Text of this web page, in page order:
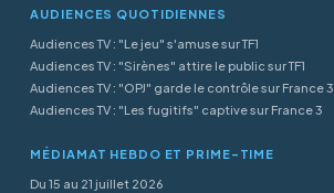
AUDIENCES QUOTIDIENNES
Audiences TV : "Le jeu" s'amuse sur TF1
Audiences TV : "Sirènes" attire le public sur TF1
Audiences TV : "OPJ" garde le contrôle sur France 3
Audiences TV : "Les fugitifs" captive sur France 3
MÉDIAMAT HEBDO ET PRIME-TIME
Du 15 au 21 juillet 2026